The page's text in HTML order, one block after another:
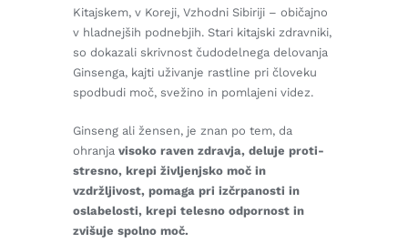
Kitajskem, v Koreji, Vzhodni Sibiriji – običajno
v hladnejših podnebjih. Stari kitajski zdravniki,
so dokazali skrivnost čudodelnega delovanja
Ginsenga, kajti uživanje rastline pri človeku
spodbudi moč, svežino in pomlajeni videz.
Ginseng ali žensen, je znan po tem, da
ohranja visoko raven zdravja, deluje proti-
stresno, krepi življenjsko moč in
vzdržljivost, pomaga pri izčrpanosti in
oslabelosti, krepi telesno odpornost in
zvišuje spolno moč.